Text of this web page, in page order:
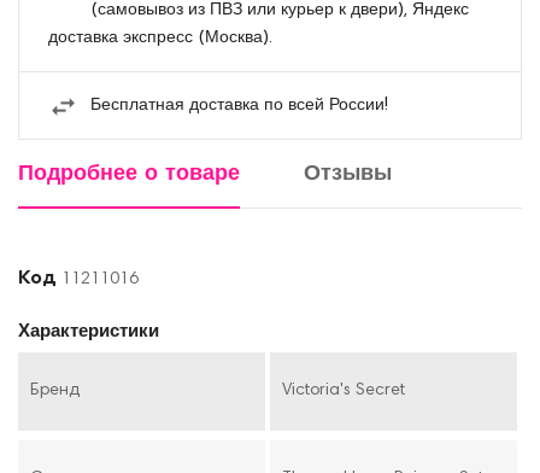
(самовывоз из ПВЗ или курьер к двери), Яндекс
доставка экспресс (Москва).
Бесплатная доставка по всей России!
Подробнее о товаре Отзывы
Код 11211016
Характеристики
Бренд Victoria's Secret